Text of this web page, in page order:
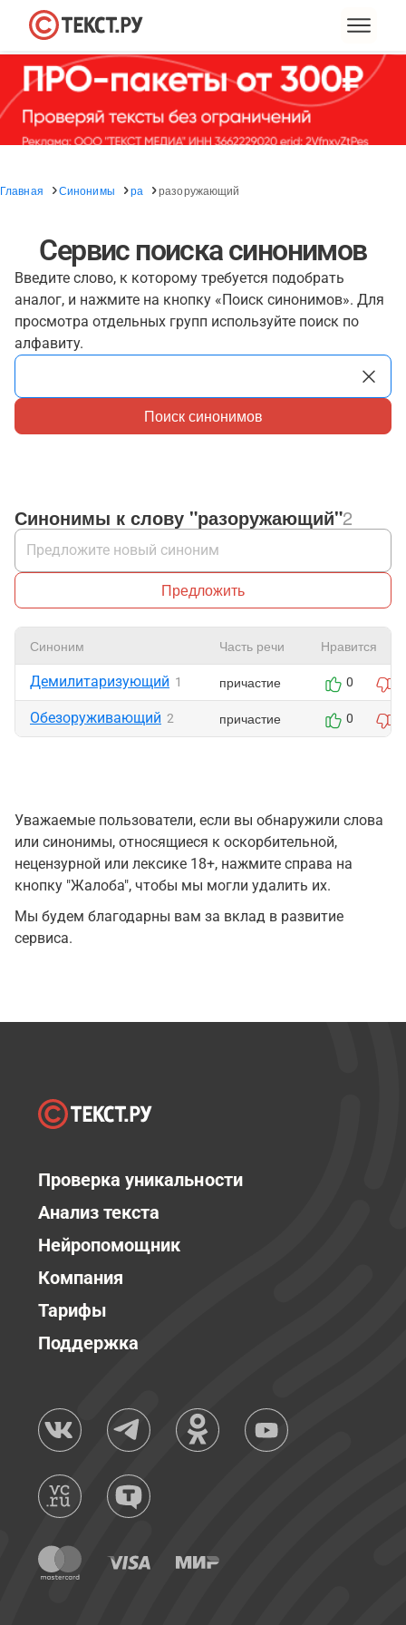
Главная Синонимы ра разоружающий
Сервис поиска синонимов
Введите слово, к которому требуется подобрать
аналог, и нажмите на кнопку «Поиск синонимов». Для
просмотра отдельных групп используйте поиск по
алфавиту.
Поиск синонимов
Синонимы к слову "разоружающий"2
Предложить
Синоним Часть речи Нравится
Демилитаризующий 1 причастие 0
Обезоруживающий 2 причастие 0
Уважаемые пользователи, если вы обнаружили слова
или синонимы, относящиеся к оскорбительной,
нецензурной или лексике 18+, нажмите справа на
кнопку "Жалоба", чтобы мы могли удалить их.
Мы будем благодарны вам за вклад в развитие
сервиса.
Проверка уникальности
Анализ текста
Нейропомощник
Компания
Тарифы
Поддержка